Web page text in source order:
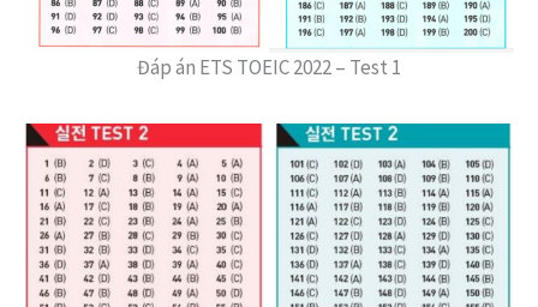
Đáp án ETS TOEIC 2022 – Test 1